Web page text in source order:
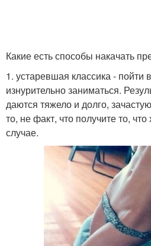
Какие есть способы накачать
1. устаревшая классика - пойти
изнурительно заниматься.
даются тяжело и долго,
то, не факт, что получите то,
случае.